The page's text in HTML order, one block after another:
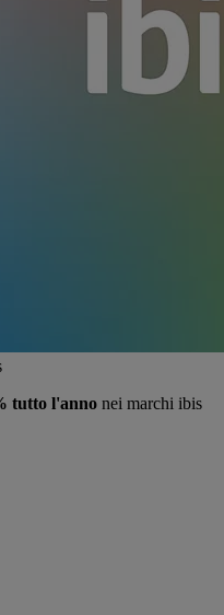
tutto l'anno nei marchi ibis